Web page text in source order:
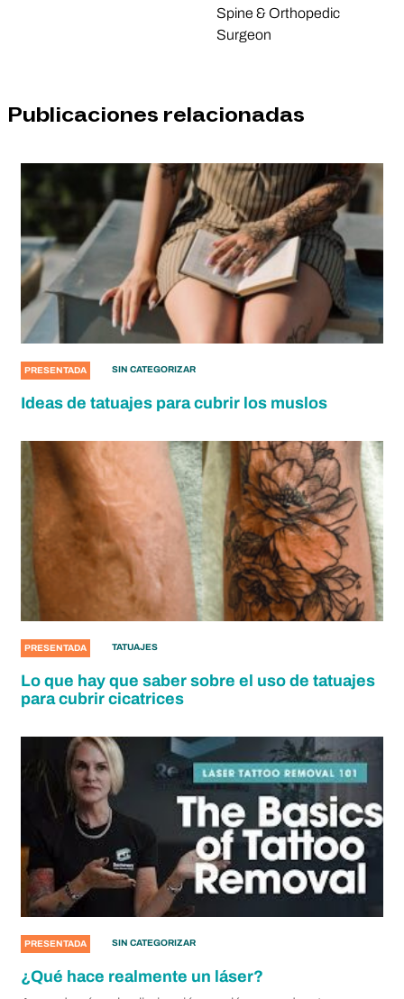
Spine & Orthopedic
Surgeon
Publicaciones relacionadas
PRESENTADA SIN CATEGORIZAR
Ideas de tatuajes para cubrir los muslos
PRESENTADA TATUAJES
Lo que hay que saber sobre el uso de tatuajes
para cubrir cicatrices
PRESENTADA SIN CATEGORIZAR
¿Qué hace realmente un láser?